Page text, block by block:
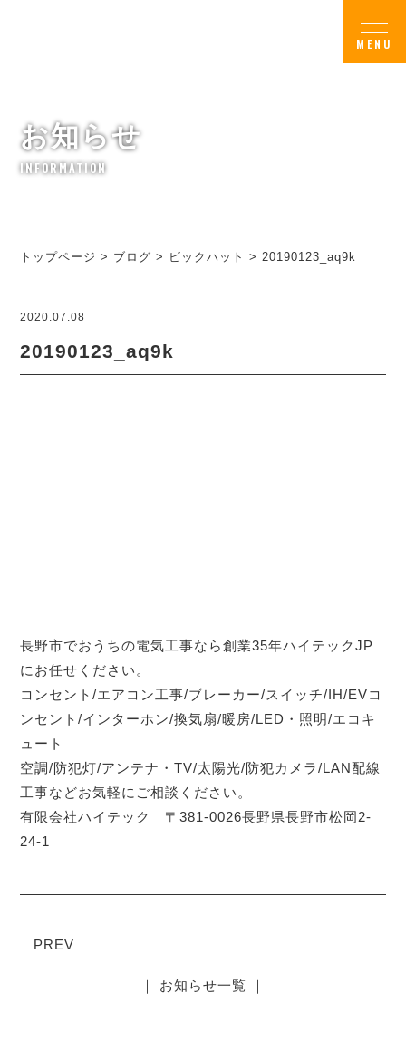
お知らせ
INFORMATION
トップページ > ブログ > ビックハット >20190123_aq9k
2020.07.08
20190123_aq9k
長野市でおうちの電気工事なら創業35年ハイテックJP
にお任せください。
コンセント/エアコン工事/ブレーカー/スイッチ/IH/EVコ
ンセント/インターホン/換気扇/暖房/LED・照明/エコキ
ュート
空調/防犯灯/アンテナ・TV/太陽光/防犯カメラ/LAN配線
工事などお気軽にご相談ください。
有限会社ハイテック 〒381-0026長野県長野市松岡2-
24-1
PREV
｜ お知らせ一覧 ｜